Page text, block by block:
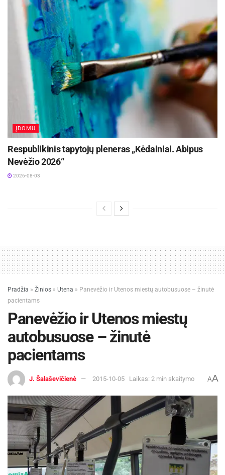
ĮDOMU
Respublikinis tapytojų pleneras „Kėdainiai. Abipus
Nevėžio 2026“
2026-08-03
Pradžia » Žinios » Utena » Panevėžio ir Utenos miestų autobusuose – žinutė
pacientams
Panevėžio ir Utenos miestų
autobusuose – žinutė
pacientams
J. Šalaševičienė 2015-10-05 Laikas: 2 min skaitymo AA